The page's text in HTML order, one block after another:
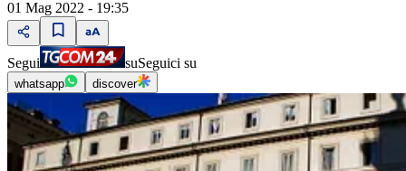
01 Mag 2022 - 19:35
Segui suSeguici su
whatsapp discover